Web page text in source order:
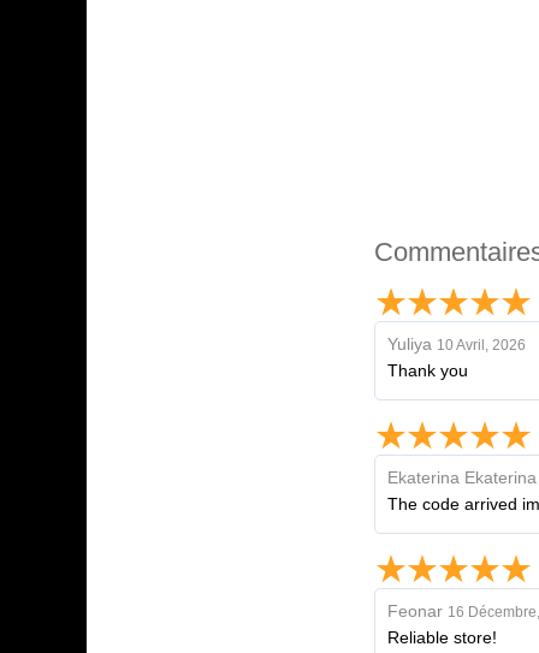
Yuliya 10 Avril, 2026
Thank you
Ekaterina Ekaterina
The code arrived
Feonar 16
Reliable store!